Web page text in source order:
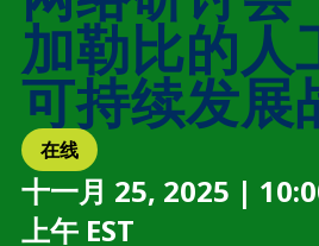
加勒比的人
可持续发展
在线
十一月 25, 2025 |
上午 EST